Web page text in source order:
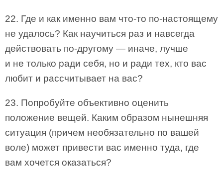
22. Где и как именно вам что-то по-настоящему
не удалось? Как научиться раз и навсегда
действовать по-другому — иначе, лучше
и не только ради себя, но и ради тех, кто вас
любит и рассчитывает на вас?
23. Попробуйте объективно оценить
положение вещей. Каким образом нынешняя
ситуация (причем необязательно по вашей
воле) может привести вас именно туда, где
вам хочется оказаться?